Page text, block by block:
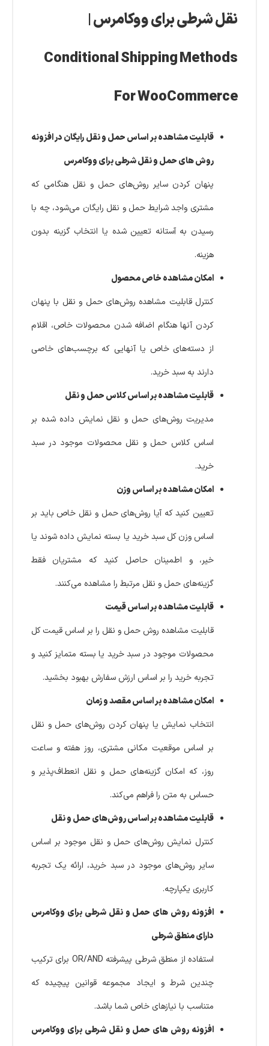
نقل شرطی برای ووکامرس |
Conditional Shipping Methods
For WooCommerce
قابلیت مشاهده بر اساس حمل و نقل رایگان در افزونه
روش های حمل و نقل شرطی برای ووکامرس
پنهان کردن سایر روش‌های حمل و نقل هنگامی که
مشتری واجد شرایط حمل و نقل رایگان می‌شود، چه با
رسیدن به آستانه تعیین شده یا انتخاب گزینه بدون
هزینه.
امکان مشاهده خاص محصول
کنترل قابلیت مشاهده روش‌های حمل و نقل با پنهان
کردن آنها هنگام اضافه شدن محصولات خاص، اقلام
از دسته‌های خاص یا آنهایی که برچسب‌های خاصی
دارند به سبد خرید.
قابلیت مشاهده بر اساس کلاس حمل و نقل
مدیریت روش‌های حمل و نقل نمایش داده شده بر
اساس کلاس حمل و نقل محصولات موجود در سبد
خرید.
امکان مشاهده بر اساس وزن
تعیین کنید که آیا روش‌های حمل و نقل خاص باید بر
اساس وزن کل سبد خرید یا بسته نمایش داده شوند یا
خیر، و اطمینان حاصل کنید که مشتریان فقط
گزینه‌های حمل و نقل مرتبط را مشاهده می‌کنند.
قابلیت مشاهده بر اساس قیمت
قابلیت مشاهده روش حمل و نقل را بر اساس قیمت کل
محصولات موجود در سبد خرید یا بسته متمایز کنید و
تجربه خرید را بر اساس ارزش سفارش بهبود بخشید.
امکان مشاهده بر اساس مقصد و زمان
انتخاب نمایش یا پنهان کردن روش‌های حمل و نقل
بر اساس موقعیت مکانی مشتری، روز هفته و ساعت
روز، که امکان گزینه‌های حمل و نقل انعطاف‌پذیر و
حساس به متن را فراهم می‌کند.
قابلیت مشاهده بر اساس روش‌های حمل و نقل
کنترل نمایش روش‌های حمل و نقل موجود بر اساس
سایر روش‌های موجود در سبد خرید، ارائه یک تجربه
کاربری یکپارچه.
افزونه روش های حمل و نقل شرطی برای ووکامرس
دارای منطق شرطی
استفاده از منطق شرطی پیشرفته OR/AND برای ترکیب
چندین شرط و ایجاد مجموعه قوانین پیچیده که
متناسب با نیازهای خاص شما باشد.
افزونه روش های حمل و نقل شرطی برای ووکامرس